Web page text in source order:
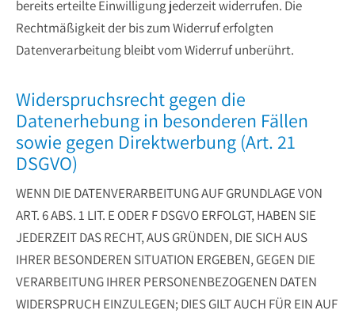
bereits erteilte Einwilligung jederzeit widerrufen. Die
Rechtmäßigkeit der bis zum Widerruf erfolgten
Datenverarbeitung bleibt vom Widerruf unberührt.
Widerspruchsrecht gegen die
Datenerhebung in besonderen Fällen
sowie gegen Direktwerbung (Art. 21
DSGVO)
WENN DIE DATENVERARBEITUNG AUF GRUNDLAGE VON
ART. 6 ABS. 1 LIT. E ODER F DSGVO ERFOLGT, HABEN SIE
JEDERZEIT DAS RECHT, AUS GRÜNDEN, DIE SICH AUS
IHRER BESONDEREN SITUATION ERGEBEN, GEGEN DIE
VERARBEITUNG IHRER PERSONENBEZOGENEN DATEN
WIDERSPRUCH EINZULEGEN; DIES GILT AUCH FÜR EIN AUF